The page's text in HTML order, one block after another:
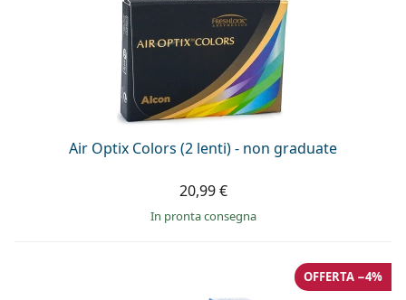
Air Optix Colors (2 lenti) - non graduate
20,99 €
in pronta consegna
OFFERTA −4%